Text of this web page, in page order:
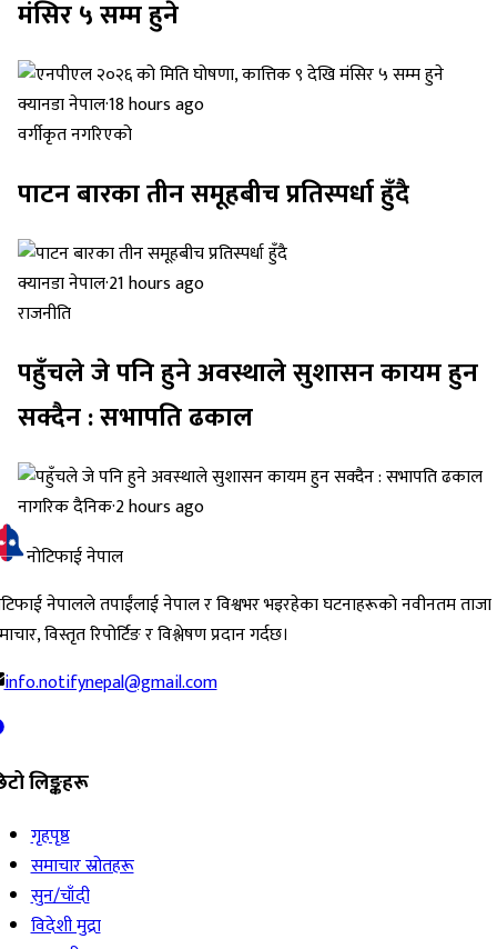
मंसिर ५ सम्म हुने
क्यानडा नेपाल·18 hours ago
वर्गीकृत नगरिएको
पाटन बारका तीन समूहबीच प्रतिस्पर्धा हुँदै
क्यानडा नेपाल·21 hours ago
राजनीति
पहुँचले जे पनि हुने अवस्थाले सुशासन कायम हुन
सक्दैन : सभापति ढकाल
नागरिक दैनिक·2 hours ago
नोटिफाई नेपाल
नेपालले तपाईंलाई नेपाल र विश्वभर भइरहेका घटनाहरूको नवीनतम ताजा
विस्तृत रिपोर्टिङ र विश्लेषण प्रदान गर्दछ।
info.notifynepal@gmail.com
लिङ्कहरू
गृहपृष्ठ
समाचार स्रोतहरू
सुन/चाँदी
विदेशी मुद्रा